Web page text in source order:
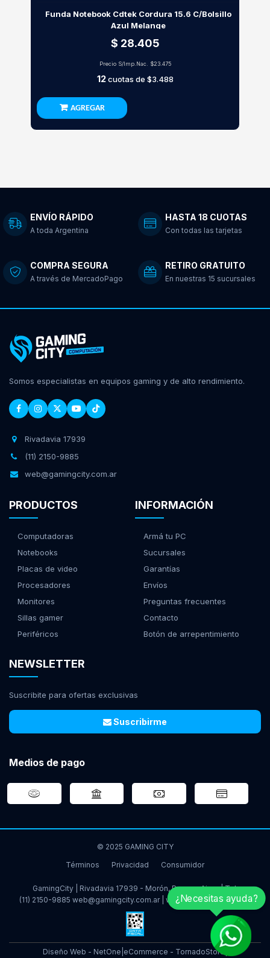
Funda Notebook Cdtek Cordura 15.6 C/Bolsillo
Azul Melange
$ 28.405
Precio S/Imp.Nac. $23.475
12cuotas de $3.488
AGREGAR
ENVÍO RÁPIDO
A toda Argentina
HASTA 18 CUOTAS
Con todas las tarjetas
COMPRA SEGURA
A través de MercadoPago
RETIRO GRATUITO
En nuestras 15 sucursales
Somos especialistas en equipos gaming y de alto rendimiento.
Rivadavia 17939
(11) 2150-9885
web@gamingcity.com.ar
PRODUCTOS
Computadoras
Notebooks
Placas de video
Procesadores
Monitores
Sillas gamer
Periféricos
INFORMACIÓN
Armá tu PC
Sucursales
Garantías
Envíos
Preguntas frecuentes
Contacto
Botón de arrepentimiento
NEWSLETTER
Suscribite para ofertas exclusivas
Suscribirme
Medios de pago
© 2025 GAMING CITY
Términos
Privacidad Consumidor
GamingCity | Rivadavia 17939 - Morón, Buenos Aires | Tel:
(11) 2150-9885 web@gamingcity.com.ar www.gamingcity.com.ar
Diseño Web - NetOne eCommerce - TornadoStore
¿Necesitas ayuda?